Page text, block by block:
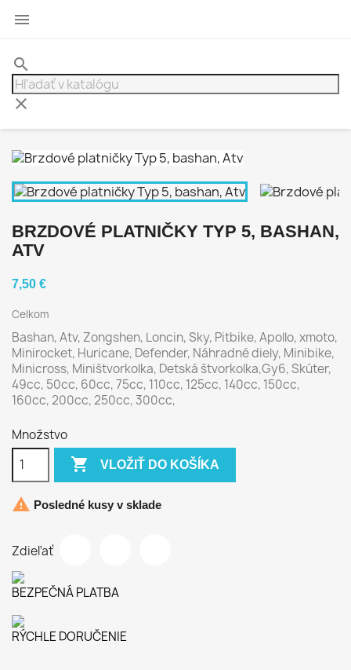

search
clear
BRZDOVÉ PLATNIČKY TYP 5, BASHAN,
ATV
7,50 €
Celkom
Bashan, Atv, Zongshen, Loncin, Sky, Pitbike, Apollo, xmoto,
Minirocket, Huricane, Defender, Náhradné diely, Minibike,
Minicross, Miništvorkolka, Detská štvorkolka,Gy6, Skúter,
49cc, 50cc, 60cc, 75cc, 110cc, 125cc, 140cc, 150cc,
160cc, 200cc, 250cc, 300cc,
Množstvo
 VLOŽIŤ DO KOŠÍKA
 Posledné kusy v sklade
Zdieľať
BEZPEČNÁ PLATBA
RÝCHLE DORUČENIE